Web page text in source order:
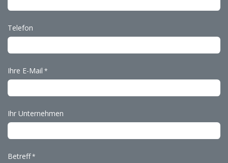
Telefon
Ihre E-Mail *
Ihr Unternehmen
Betreff*